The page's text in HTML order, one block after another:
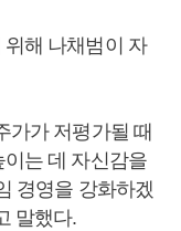
해 나채범이 자
가가 저평가될 때
는 데 자신감을
경영을 강화하겠
말했다.